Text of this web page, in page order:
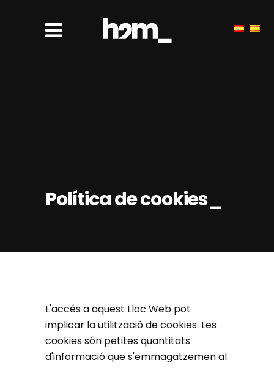
Política de cookies_
L'accés a aquest Lloc Web pot
implicar la utilització de cookies. Les
cookies són petites quantitats
d'informació que s'emmagatzemen al